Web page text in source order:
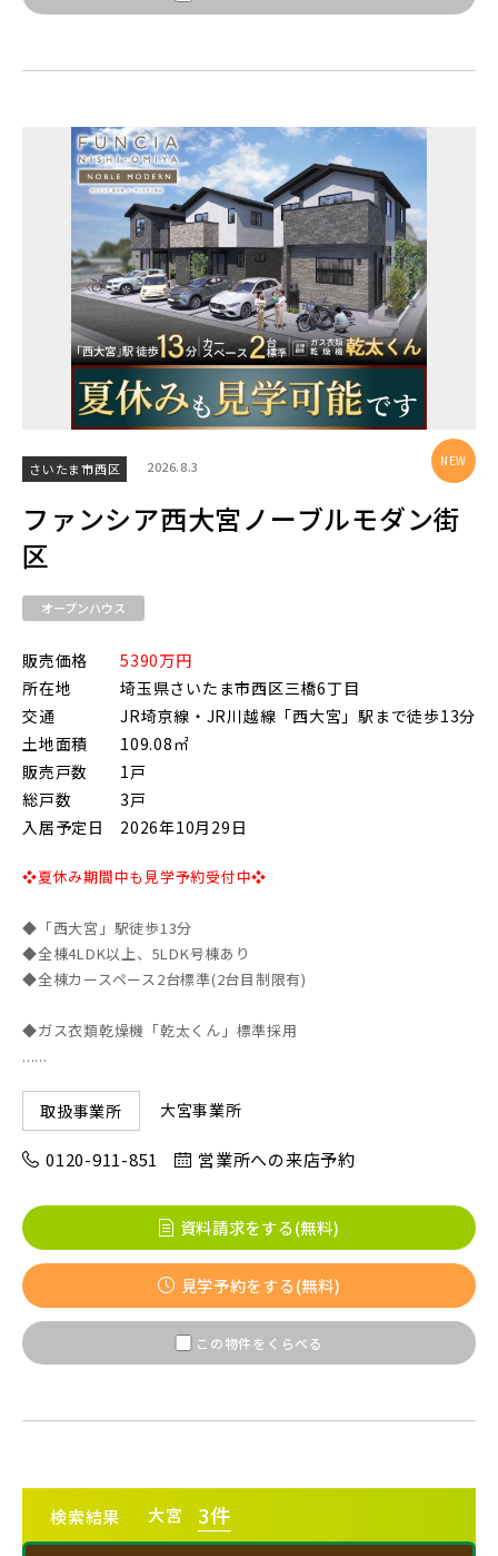
JR常磐線 [上野～仙台]
JR総武線 [快速]
JR京葉線
JR成田線 [我孫子～成田]
JR中央線
東武スカイツリーライン
東武日光線
東武アーバンパークライン
京成押上線
地図内の物件アイコンを
クリックすると
このカコミに
物件概要が表示されます
販売開始前
駅から10分以内
20棟以上の大型分譲
千葉県船橋市 千葉県流山市
埼玉県川越市 埼玉県川口市
さいたま市西区 2026.8.3
ファンシア西大宮ノーブルモダン街
区
オープンハウス
販売価格
5390万円
所在地
埼玉県さいたま市西区三橋6丁目
交通
JR埼京線・JR川越線「西大宮」駅まで徒歩13分
土地面積
109.08㎡
販売戸数
1戸
総戸数
3戸
入居予定日
2026年10月29日
❖夏休み期間中も見学予約受付中❖
◆「西大宮」駅徒歩13分
◆全棟4LDK以上、5LDK号棟あり
◆全棟カースペース2台標準(2台目制限有)
◆ガス衣類乾燥機「乾太くん」標準採用
......
取扱事業所 大宮事業所
0120-911-851 営業所への来店予約
資料請求をする(無料)
見学予約をする(無料)
この物件をくらべる
検索結果 大宮 3件